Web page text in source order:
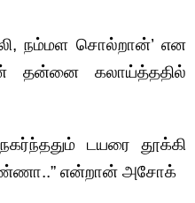
நம்மள சொல்றான்’ என
தன்னை கலாய்த்ததில்
டயரை தூக்கி
என்றான் அசோக்